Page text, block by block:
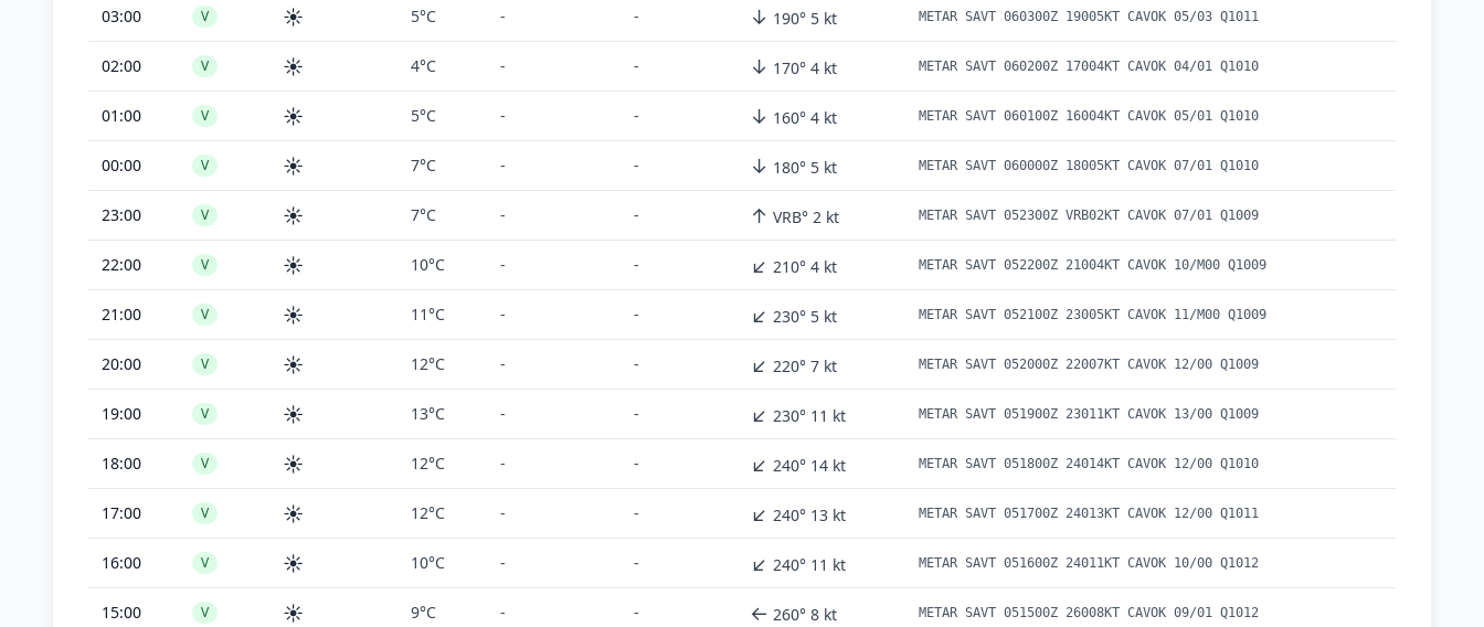
03:00 V ☀️ 5°C - - ↓ 190° 5 kt METAR SAVT 060300Z 19005KT CAVOK 05/03 Q1011
02:00 V ☀️ 4°C - - ↓ 170° 4 kt METAR SAVT 060200Z 17004KT CAVOK 04/01 Q1010
01:00 V ☀️ 5°C - - ↓ 160° 4 kt METAR SAVT 060100Z 16004KT CAVOK 05/01 Q1010
00:00 V ☀️ 7°C - - ↓ 180° 5 kt METAR SAVT 060000Z 18005KT CAVOK 07/01 Q1010
23:00 V ☀️ 7°C - - ↑ VRB° 2 kt METAR SAVT 052300Z VRB02KT CAVOK 07/01 Q1009
22:00 V ☀️ 10°C - - ↙ 210° 4 kt METAR SAVT 052200Z 21004KT CAVOK 10/M00 Q1009
21:00 V ☀️ 11°C - - ↙ 230° 5 kt METAR SAVT 052100Z 23005KT CAVOK 11/M00 Q1009
20:00 V ☀️ 12°C - - ↙ 220° 7 kt METAR SAVT 052000Z 22007KT CAVOK 12/00 Q1009
19:00 V ☀️ 13°C - - ↙ 230° 11 kt METAR SAVT 051900Z 23011KT CAVOK 13/00 Q1009
18:00 V ☀️ 12°C - - ↙ 240° 14 kt METAR SAVT 051800Z 24014KT CAVOK 12/00 Q1010
17:00 V ☀️ 12°C - - ↙ 240° 13 kt METAR SAVT 051700Z 24013KT CAVOK 12/00 Q1011
16:00 V ☀️ 10°C - - ↙ 240° 11 kt METAR SAVT 051600Z 24011KT CAVOK 10/00 Q1012
15:00 V ☀️ 9°C - - ← 260° 8 kt METAR SAVT 051500Z 26008KT CAVOK 09/01 Q1012